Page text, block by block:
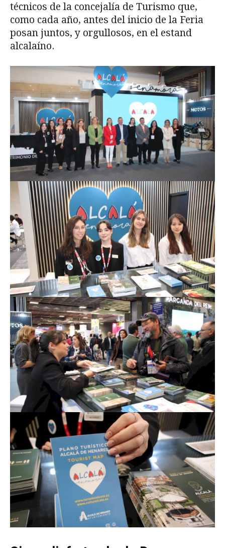
técnicos de la concejalía de Turismo que,
como cada año, antes del inicio de la Feria
posan juntos, y orgullosos, en el estand
alcalaíno.